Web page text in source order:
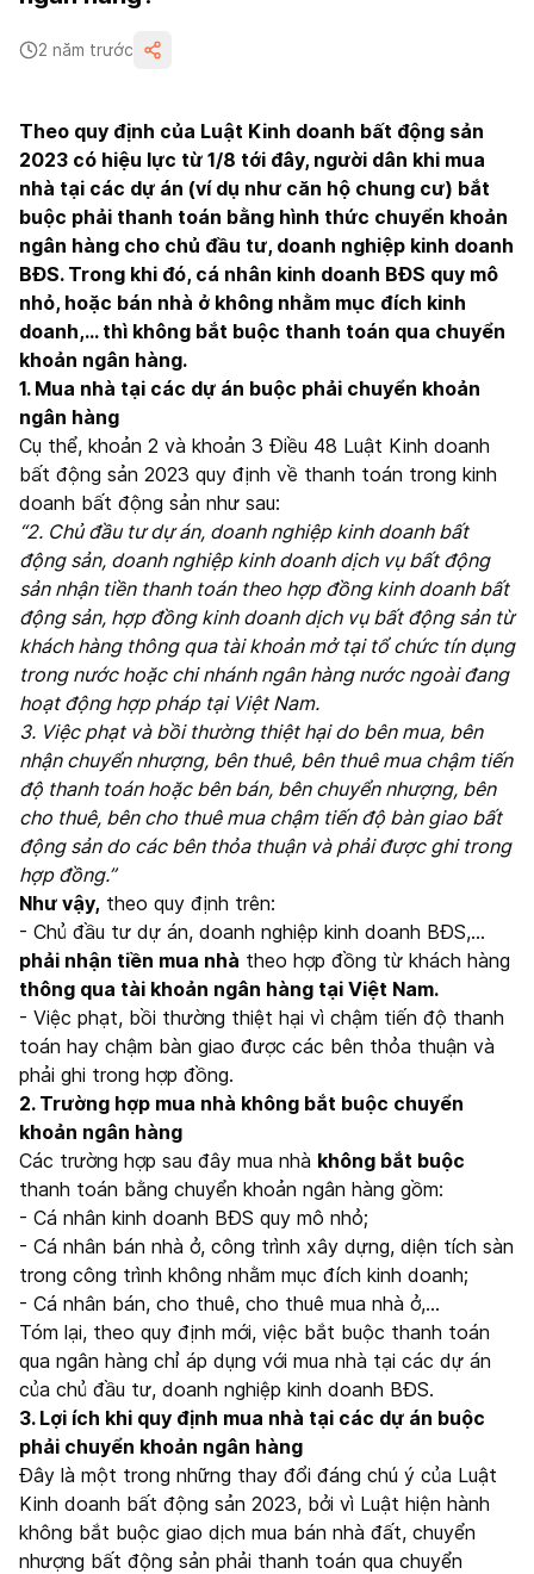
2 năm trước
Theo quy định của Luật Kinh doanh bất động sản
2023 có hiệu lực từ 1/8 tới đây, người dân khi mua
nhà tại các dự án (ví dụ như căn hộ chung cư) bắt
buộc phải thanh toán bằng hình thức chuyển khoản
ngân hàng cho chủ đầu tư, doanh nghiệp kinh doanh
BĐS. Trong khi đó, cá nhân kinh doanh BĐS quy mô
nhỏ, hoặc bán nhà ở không nhằm mục đích kinh
doanh,... thì không bắt buộc thanh toán qua chuyển
khoản ngân hàng.
1. Mua nhà tại các dự án buộc phải chuyển khoản
ngân hàng
Cụ thể, khoản 2 và khoản 3 Điều 48 Luật Kinh doanh
bất động sản 2023 quy định về thanh toán trong kinh
doanh bất động sản như sau:
“2. Chủ đầu tư dự án, doanh nghiệp kinh doanh bất
động sản, doanh nghiệp kinh doanh dịch vụ bất động
sản nhận tiền thanh toán theo hợp đồng kinh doanh bất
động sản, hợp đồng kinh doanh dịch vụ bất động sản từ
khách hàng thông qua tài khoản mở tại tổ chức tín dụng
trong nước hoặc chi nhánh ngân hàng nước ngoài đang
hoạt động hợp pháp tại Việt Nam.
3. Việc phạt và bồi thường thiệt hại do bên mua, bên
nhận chuyển nhượng, bên thuê, bên thuê mua chậm tiến
độ thanh toán hoặc bên bán, bên chuyển nhượng, bên
cho thuê, bên cho thuê mua chậm tiến độ bàn giao bất
động sản do các bên thỏa thuận và phải được ghi trong
hợp đồng.”
Như vậy, theo quy định trên:
- Chủ đầu tư dự án, doanh nghiệp kinh doanh BĐS,...
phải nhận tiền mua nhà theo hợp đồng từ khách hàng
thông qua tài khoản ngân hàng tại Việt Nam.
- Việc phạt, bồi thường thiệt hại vì chậm tiến độ thanh
toán hay chậm bàn giao được các bên thỏa thuận và
phải ghi trong hợp đồng.
2. Trường hợp mua nhà không bắt buộc chuyển
khoản ngân hàng
Các trường hợp sau đây mua nhà không bắt buộc
thanh toán bằng chuyển khoản ngân hàng gồm:
- Cá nhân kinh doanh BĐS quy mô nhỏ;
- Cá nhân bán nhà ở, công trình xây dựng, diện tích sàn
trong công trình không nhằm mục đích kinh doanh;
- Cá nhân bán, cho thuê, cho thuê mua nhà ở,…
Tóm lại, theo quy định mới, việc bắt buộc thanh toán
qua ngân hàng chỉ áp dụng với mua nhà tại các dự án
của chủ đầu tư, doanh nghiệp kinh doanh BĐS.
3. Lợi ích khi quy định mua nhà tại các dự án buộc
phải chuyển khoản ngân hàng
Đây là một trong những thay đổi đáng chú ý của Luật
Kinh doanh bất động sản 2023, bởi vì Luật hiện hành
không bắt buộc giao dịch mua bán nhà đất, chuyển
nhượng bất động sản phải thanh toán qua chuyển